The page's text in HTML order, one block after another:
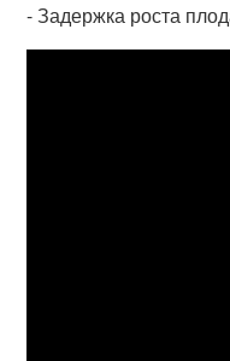
- Задержка роста